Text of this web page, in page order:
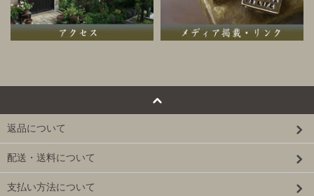
返品について
配送・送料について
支払い方法について